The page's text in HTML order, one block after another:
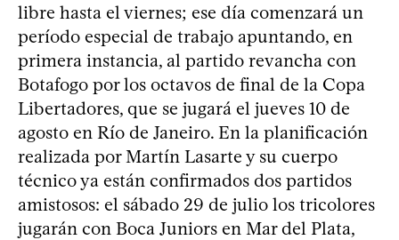
libre hasta el viernes; ese día comenzará un
período especial de trabajo apuntando, en
primera instancia, al partido revancha con
Botafogo por los octavos de final de la Copa
Libertadores, que se jugará el jueves 10 de
agosto en Río de Janeiro. En la planificación
realizada por Martín Lasarte y su cuerpo
técnico ya están confirmados dos partidos
amistosos: el sábado 29 de julio los tricolores
jugarán con Boca Juniors en Mar del Plata,